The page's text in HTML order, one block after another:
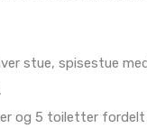
stue, spisestue
og 5 toiletter fordelt